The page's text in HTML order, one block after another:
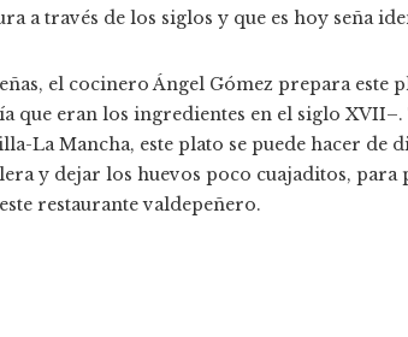
a través de los siglos y que es hoy seña
el cocinero Ángel Gómez prepara este
que eran los ingredientes en el siglo XVII–.
La Mancha, este plato se puede hacer de
y dejar los huevos poco cuajaditos, para
restaurante valdepeñero.